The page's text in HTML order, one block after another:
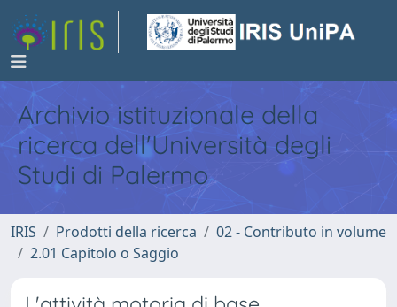
Archivio istituzionale della
ricerca dell'Università degli
Studi di Palermo
IRIS Prodotti della ricerca
02 - Contributo in volume
2.01 Capitolo o Saggio